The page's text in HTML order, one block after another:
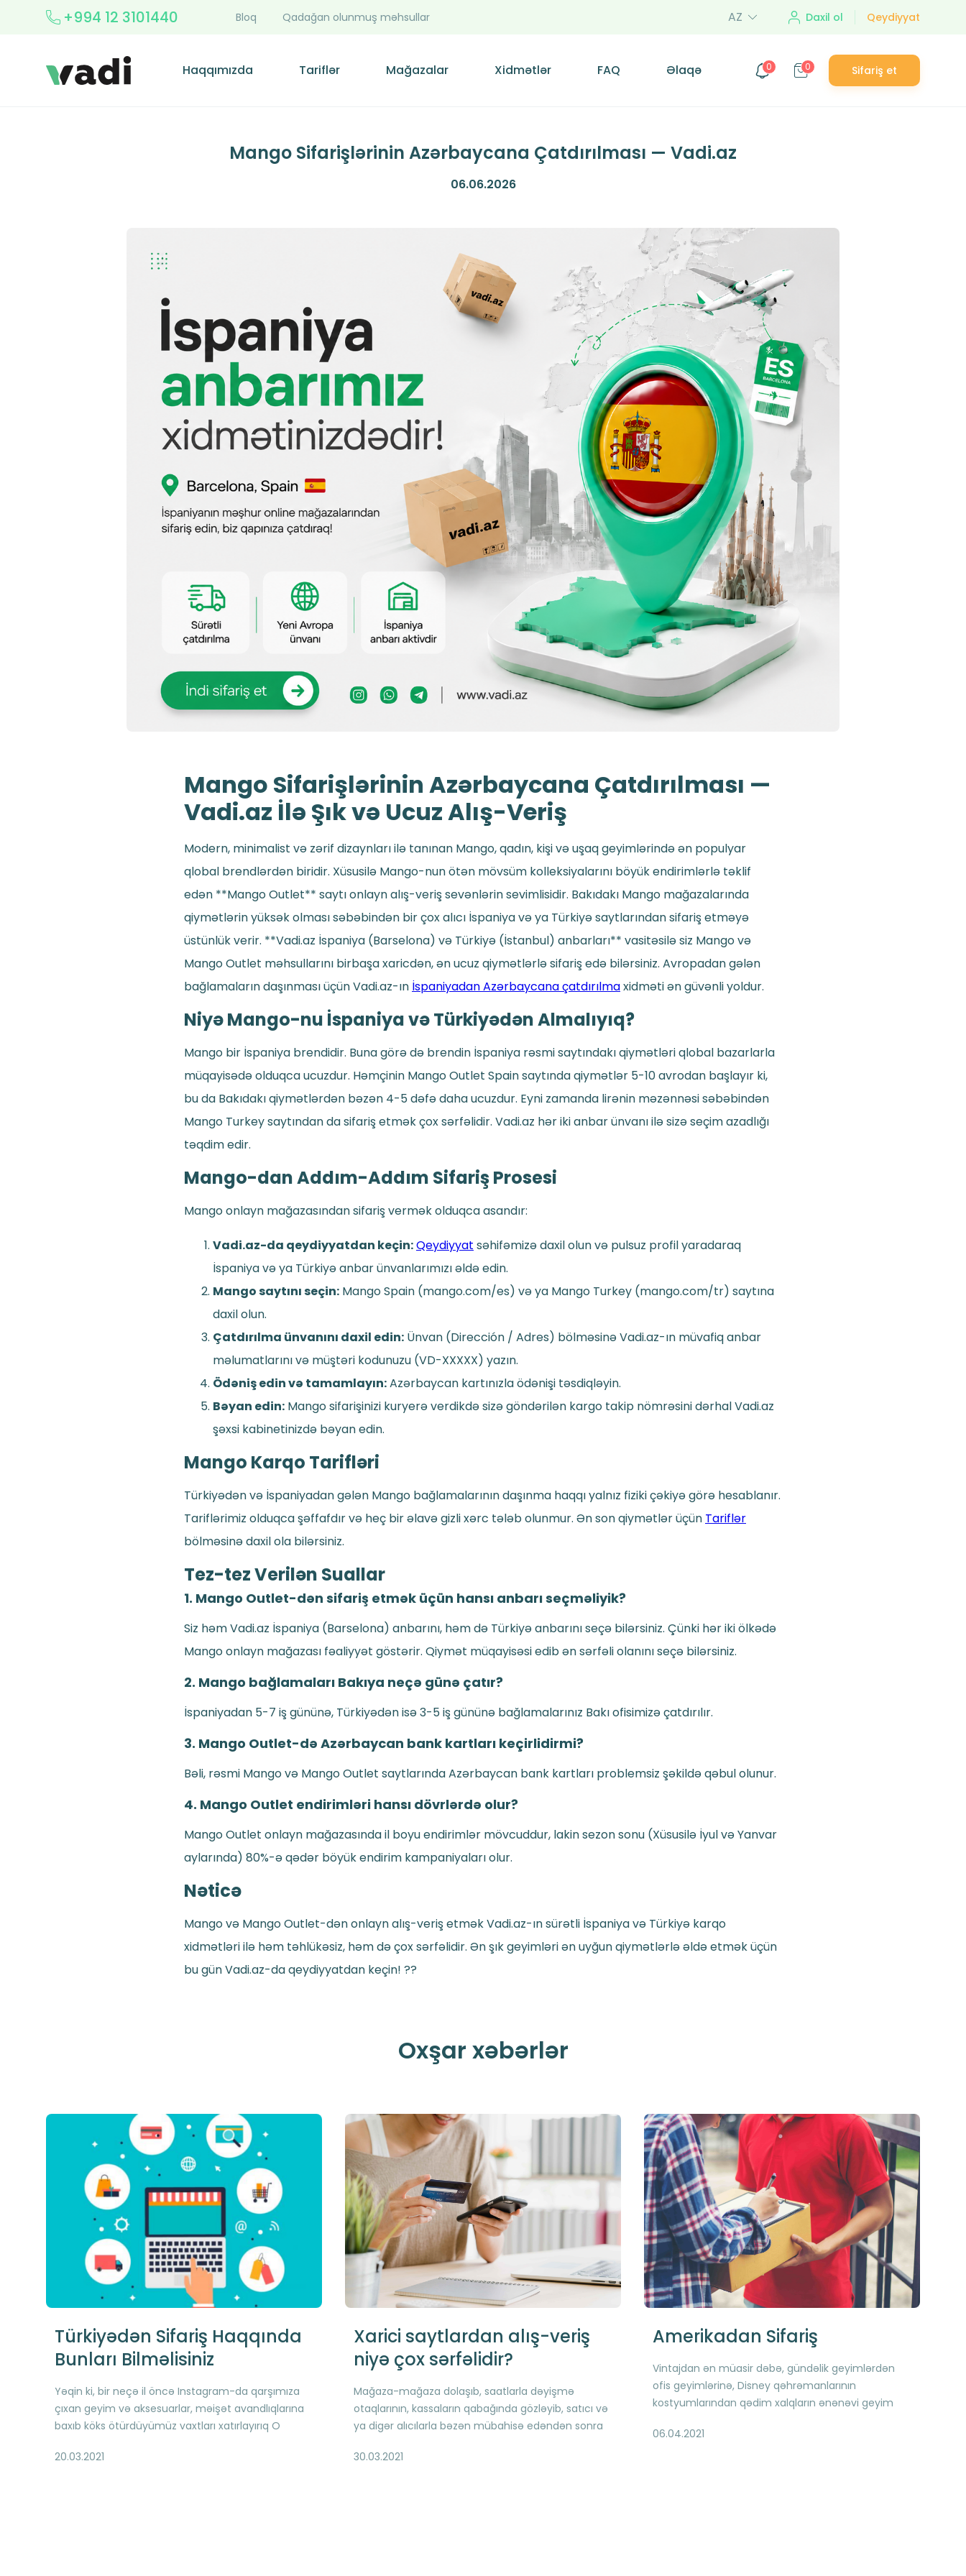
+994 12 3101440 Bloq Qadağan olunmuş məhsullar AZ Daxil ol Qeydiyyat
Haqqımızda Tariflər Mağazalar Xidmətlər FAQ Əlaqə 0 0 Sifariş et
Mango Sifarişlərinin Azərbaycana Çatdırılması — Vadi.az
06.06.2026
Mango Sifarişlərinin Azərbaycana Çatdırılması —
Vadi.az İlə Şık və Ucuz Alış-Veriş
Modern, minimalist və zərif dizaynları ilə tanınan Mango, qadın, kişi və uşaq geyimlərində ən populyar
qlobal brendlərdən biridir. Xüsusilə Mango-nun ötən mövsüm kolleksiyalarını böyük endirimlərlə təklif
edən **Mango Outlet** saytı onlayn alış-veriş sevənlərin sevimlisidir. Bakıdakı Mango mağazalarında
qiymətlərin yüksək olması səbəbindən bir çox alıcı İspaniya və ya Türkiyə saytlarından sifariş etməyə
üstünlük verir. **Vadi.az İspaniya (Barselona) və Türkiyə (İstanbul) anbarları** vasitəsilə siz Mango və
Mango Outlet məhsullarını birbaşa xaricdən, ən ucuz qiymətlərlə sifariş edə bilərsiniz. Avropadan gələn
bağlamaların daşınması üçün Vadi.az-ın İspaniyadan Azərbaycana çatdırılmaxidməti ən güvənli yoldur.
Niyə Mango-nu İspaniya və Türkiyədən Almalıyıq?
Mango bir İspaniya brendidir. Buna görə də brendin İspaniya rəsmi saytındakı qiymətləri qlobal bazarlarla
müqayisədə olduqca ucuzdur. Həmçinin Mango Outlet Spain saytında qiymətlər 5-10 avrodan başlayır ki,
bu da Bakıdakı qiymətlərdən bəzən 4-5 dəfə daha ucuzdur. Eyni zamanda lirənin məzənnəsi səbəbindən
Mango Turkey saytından da sifariş etmək çox sərfəlidir. Vadi.az hər iki anbar ünvanı ilə sizə seçim azadlığı
təqdim edir.
Mango-dan Addım-Addım Sifariş Prosesi
Mango onlayn mağazasından sifariş vermək olduqca asandır:
Vadi.az-da qeydiyyatdan keçin:Qeydiyyat səhifəmizə daxil olun və pulsuz profil yaradaraq
İspaniya və ya Türkiyə anbar ünvanlarımızı əldə edin.
Mango saytını seçin: Mango Spain (mango.com/es) və ya Mango Turkey (mango.com/tr) saytına
daxil olun.
Çatdırılma ünvanını daxil edin: Ünvan (Dirección / Adres) bölməsinə Vadi.az-ın müvafiq anbar
məlumatlarını və müştəri kodunuzu (VD-XXXXX) yazın.
Ödəniş edin və tamamlayın:Azərbaycan kartınızla ödənişi təsdiqləyin.
Bəyan edin: Mango sifarişinizi kuryerə verdikdə sizə göndərilən kargo takip nömrəsini dərhal Vadi.az
şəxsi kabinetinizdə bəyan edin.
Mango Karqo Tarifləri
Türkiyədən və İspaniyadan gələn Mango bağlamalarının daşınma haqqı yalnız fiziki çəkiyə görə hesablanır.
Tariflərimiz olduqca şəffafdır və heç bir əlavə gizli xərc tələb olunmur. Ən son qiymətlər üçün Tariflər
bölməsinə daxil ola bilərsiniz.
Tez-tez Verilən Suallar
1. Mango Outlet-dən sifariş etmək üçün hansı anbarı seçməliyik?
Siz həm Vadi.az İspaniya (Barselona) anbarını, həm də Türkiyə anbarını seçə bilərsiniz. Çünki hər iki ölkədə
Mango onlayn mağazası fəaliyyət göstərir. Qiymət müqayisəsi edib ən sərfəli olanını seçə bilərsiniz.
2. Mango bağlamaları Bakıya neçə günə çatır?
İspaniyadan 5-7 iş gününə, Türkiyədən isə 3-5 iş gününə bağlamalarınız Bakı ofisimizə çatdırılır.
3. Mango Outlet-də Azərbaycan bank kartları keçirlidirmi?
Bəli, rəsmi Mango və Mango Outlet saytlarında Azərbaycan bank kartları problemsiz şəkildə qəbul olunur.
4. Mango Outlet endirimləri hansı dövrlərdə olur?
Mango Outlet onlayn mağazasında il boyu endirimlər mövcuddur, lakin sezon sonu (Xüsusilə İyul və Yanvar
aylarında) 80%-ə qədər böyük endirim kampaniyaları olur.
Nəticə
Mango və Mango Outlet-dən onlayn alış-veriş etmək Vadi.az-ın sürətli İspaniya və Türkiyə karqo
xidmətləri ilə həm təhlükəsiz, həm də çox sərfəlidir. Ən şık geyimləri ən uyğun qiymətlərlə əldə etmək üçün
bu gün Vadi.az-da qeydiyyatdan keçin! ??
Oxşar xəbərlər
Türkiyədən Sifariş Haqqında
Bunları Bilməlisiniz
Yəqin ki, bir neçə il öncə Instagram-da qarşımıza
çıxan geyim və aksesuarlar, məişət avandlıqlarına
baxıb köks ötürdüyümüz vaxtları xatırlayırıq O
məhsulları indi artıq bir kliklə də birbaşa Türkiyədən
20.03.2021
Xarici saytlardan alış-veriş
niyə çox sərfəlidir?
Mağaza-mağaza dolaşıb, saatlarla dəyişmə
otaqlarının, kassaların qabağında gözləyib, satıcı və
ya digər alıcılarla bəzən mübahisə edəndən sonra
çatırsan və günün əsəb və yorğunluqla bitir -
30.03.2021
Amerikadan Sifariş
Vintajdan ən müasir dəbə, gündəlik geyimlərdən
ofis geyimlərinə, Disney qəhrəmanlarının
kostyumlarından qədim xalqların ənənəvi geyim
minlərlə məhsulu ABŞ e-ticarət platformalarından
06.04.2021